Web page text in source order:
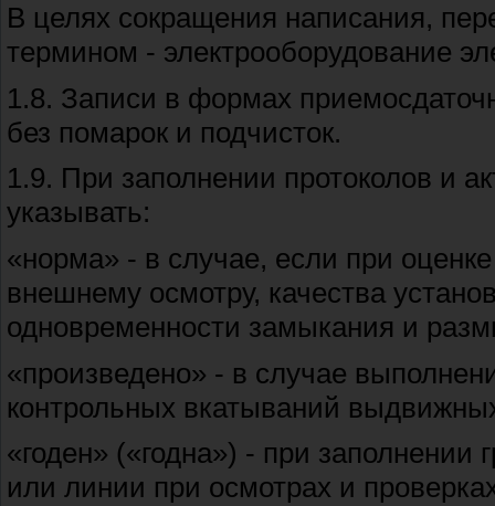
В целях сокращения написания,
термином - электрооборудование
1.8. Записи в формах
без помарок и подчисток.
1.9. При заполнении протоколов и
указывать:
«норма» - в случае, если при
внешнему осмотру, качества
одновременности замыкания и
«произведено» - в случае
контрольных вкатываний
«годен» («годна») - при
или линии при осмотрах и